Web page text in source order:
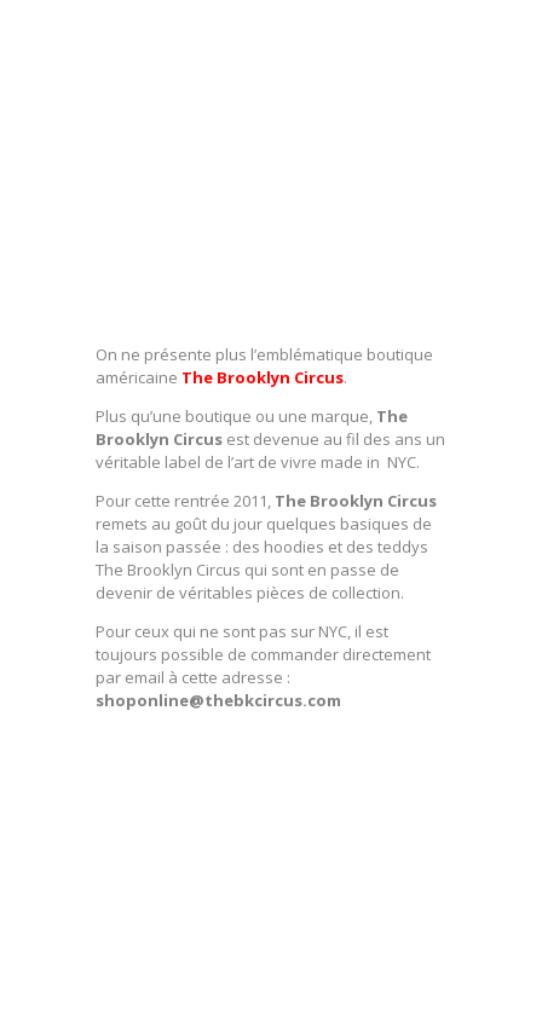
On ne présente plus l’emblématique boutique
américaine The Brooklyn Circus.
Plus qu’une boutique ou une marque, The
Brooklyn Circus est devenue au fil des ans un
véritable label de l’art de vivre made in NYC.
Pour cette rentrée 2011, The Brooklyn Circus
remets au goût du jour quelques basiques de
la saison passée : des hoodies et des teddys
The Brooklyn Circus qui sont en passe de
devenir de véritables pièces de collection.
Pour ceux qui ne sont pas sur NYC, il est
toujours possible de commander directement
par email à cette adresse :
shoponline@thebkcircus.com